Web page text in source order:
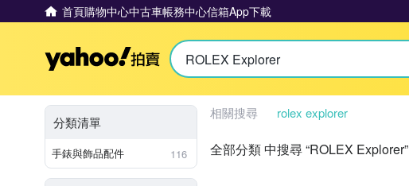
首頁購物中心中古車帳務中心信箱App下載
Yahoo拍賣
分類清單
手錶與飾品配件 116
相關搜尋 rolex explorer
全部分類 中搜尋 “ROLEX Explorer”